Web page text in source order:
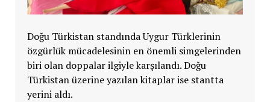
Doğu Türkistan standında Uygur Türklerinin
özgürlük mücadelesinin en önemli simgelerinden
biri olan doppalar ilgiyle karşılandı. Doğu
Türkistan üzerine yazılan kitaplar ise stantta
yerini aldı.